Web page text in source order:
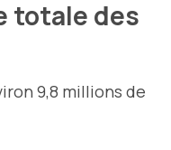
totale des
9,8 millions de